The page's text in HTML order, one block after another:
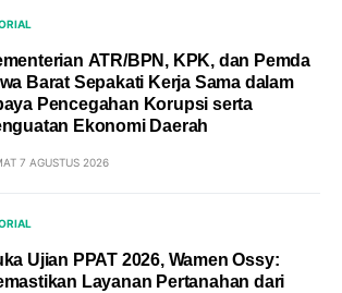
ATR/BPN, KPK, dan Pemda
Barat Sepakati Kerja Sama dalam
Pencegahan Korupsi serta
Ekonomi Daerah
7 AGUSTUS 2026
Ujian PPAT 2026, Wamen Ossy:
Layanan Pertanahan dari